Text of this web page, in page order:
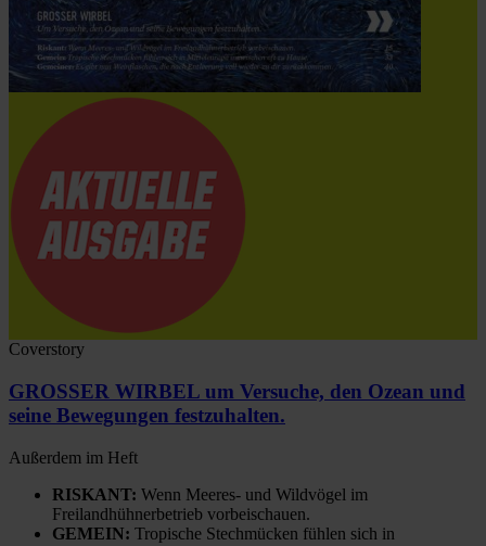
Coverstory
GROSSER WIRBEL um Versuche, den Ozean und
seine Bewegungen festzuhalten.
Außerdem im Heft
RISKANT: Wenn Meeres- und Wildvögel im
Freilandhühnerbetrieb vorbeischauen.
GEMEIN: Tropische Stechmücken fühlen sich in